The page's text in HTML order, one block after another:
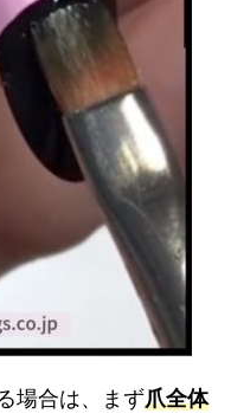
場合は、まず爪全体